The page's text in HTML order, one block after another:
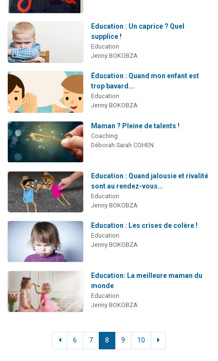
Education : Un caprice ? Quel
supplice !
Education
Jenny BOKOBZA
Éducation : Quand mon enfant est
trop bavard...
Education
Jenny BOKOBZA
Maman ? Pleine de talents !
Coaching
Déborah Sarah COHEN
Education : Quand jalousie et rivalité
sont au rendez-vous...
Education
Jenny BOKOBZA
Education : Les crises de colère !
Education
Jenny BOKOBZA
Education: La meilleure maman du
monde
Education
Jenny BOKOBZA
6 7 8 9 10